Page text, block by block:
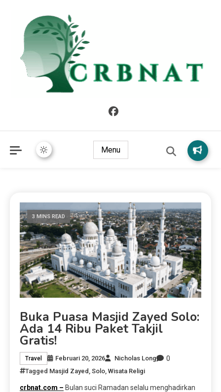
Menu
3 MINS READ
Buka Puasa Masjid Zayed Solo:
Ada 14 Ribu Paket Takjil
Gratis!
Travel Februari 20, 2026 Nicholas Long 0
Tagged Masjid Zayed Solo Wisata Religi
crbnat.com – Bulan suci Ramadan selalu menghadirkan